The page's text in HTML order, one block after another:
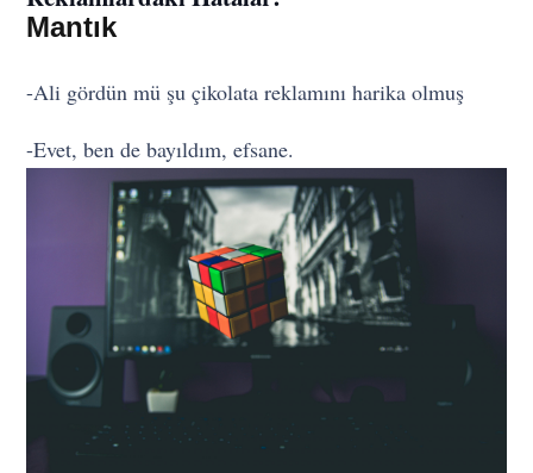
Mantık
-Ali gördün mü şu çikolata reklamını harika olmuş
-Evet, ben de bayıldım, efsane.